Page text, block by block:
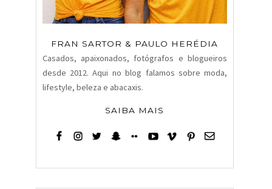
FRAN SARTOR & PAULO HERÉDIA
Casados, apaixonados, fotógrafos e blogueiros
desde 2012. Aqui no blog falamos sobre moda,
lifestyle, beleza e abacaxis.
SAIBA MAIS